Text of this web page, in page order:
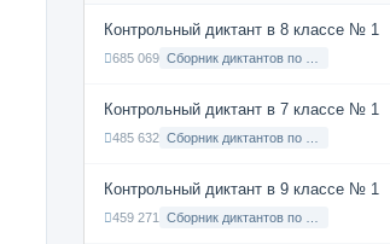
Контрольный диктант в 8 классе № 1
685 069
Контрольный диктант в 7 классе № 1
485 632
Контрольный диктант в 9 классе № 1
459 271